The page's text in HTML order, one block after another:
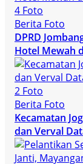
4 Foto
Berita Foto
DPRD
Hotel Mewah
2 Foto
Berita Foto
Kecamatan
dan Verval